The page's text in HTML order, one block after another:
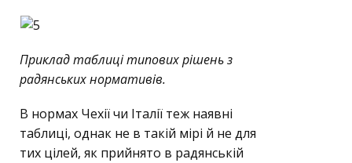
Приклад таблиці типових рішень з
радянських нормативів.
В нормах Чехії чи Італії теж наявні
таблиці, однак не в такій мірі й не для
тих цілей, як прийнято в радянській